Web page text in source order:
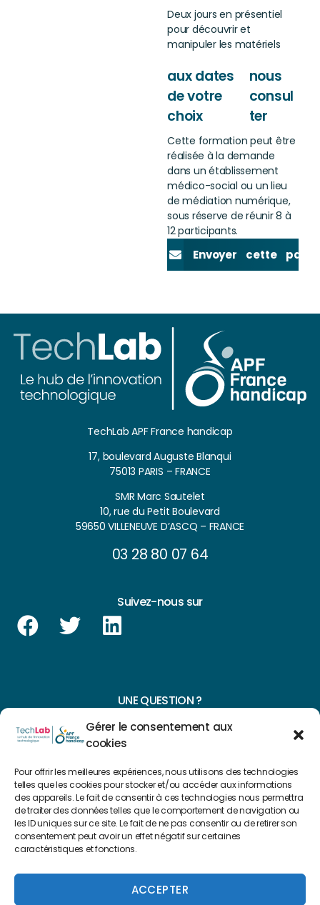
Gérer le consentement aux
cookies
Pour offrir les meilleures expériences, nous utilisons des technologies
telles que les cookies pour stocker et/ou accéder aux informations
des appareils. Le fait de consentir à ces technologies nous permettra
de traiter des données telles que le comportement de navigation ou
les ID uniques sur ce site. Le fait de ne pas consentir ou de retirer son
consentement peut avoir un effet négatif sur certaines
caractéristiques et fonctions.
ACCEPTER
Deux jours en présentiel
pour découvrir et
manipuler les matériels
aux dates
de votre
choix
nous
consul
ter
Cette formation peut être
réalisée à la demande
dans un établissement
médico-social ou un lieu
de médiation numérique,
sous réserve de réunir 8 à
12 participants.
Envoyer cette
TechLab APF France handicap
17, boulevard Auguste Blanqui
75013 PARIS – FRANCE
SMR Marc Sautelet
10, rue du Petit Boulevard
59650 VILLENEUVE D’ASCQ – FRANCE
03 28 80 07 64
Suivez-nous sur
UNE QUESTION ?
CONTACTEZ-NOUS
NAVIGUER SUR NOTRE SITE
Plan du site
FAIRE UN DON
Copyright 2022 © Créé par